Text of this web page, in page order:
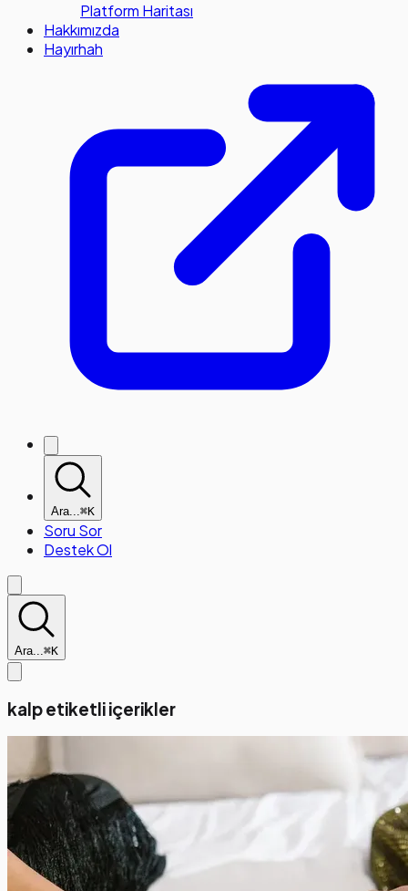
Platform Haritası
Hakkımızda
Hayırhah
Ara...⌘K
Soru Sor
Destek Ol
Ara...⌘K
kalp etiketli içerikler